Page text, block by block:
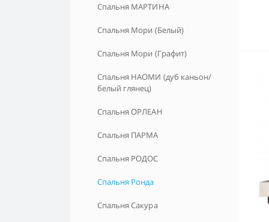
Спальня МАРТИНА
Спальня Мори (Белый)
Спальня Мори (Графит)
Спальня НАОМИ (дуб каньон/
белый глянец)
Спальня ОРЛЕАН
Спальня ПАРМА
Спальня РОДОС
Спальня Ронда
Спальня Сакура